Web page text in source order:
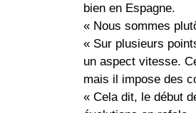
bien en Espagne.
« Nous sommes
« Sur plusieurs
un aspect vitesse.
mais il impose des
« Cela dit, le début